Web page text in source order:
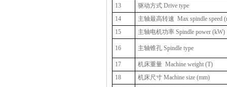
13
驱动方式 Drive type
14
主轴最高转速 Max spindle speed
15
主轴电机功率 Spindle power (kW)
16 主轴锥孔 Spindle type
17 机床重量 Machine weight (T)
18
机床尺寸 Machine size (mm)